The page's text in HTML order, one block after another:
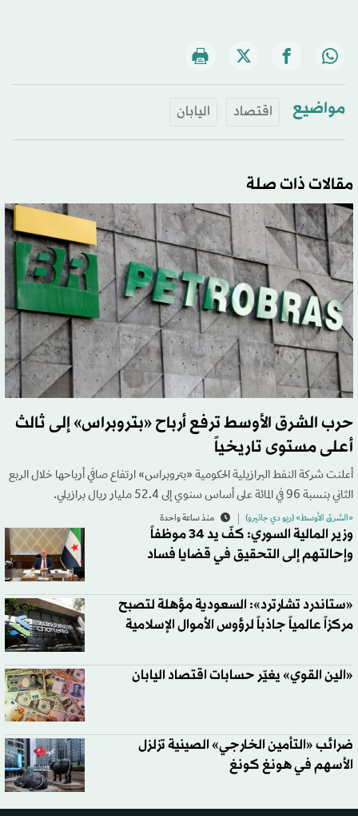
مواضيع اقتصاد اليابان
مقالات ذات صلة
حرب الشرق الأوسط ترفع أرباح «بتروبراس» إلى ثالث
أعلى مستوى تاريخياً
أعلنت شركة النفط البرازيلية الحكومية «بتروبراس» ارتفاع صافي أرباحها خلال الربع
الثاني بنسبة 96 في المائة على أساس سنوي إلى 52.4 مليار ريال برازيلي.
«الشرق الأوسط» (ريو دي جانيرو) منذ ساعة واحدة
وزير المالية السوري: كفّ يد 34 موظفاً
وإحالتهم إلى التحقيق في قضايا فساد
«ستاندرد تشارترد»: السعودية مؤهلة لتصبح
مركزاً عالمياً جاذباً لرؤوس الأموال الإسلامية
«الين القوي» يغيّر حسابات اقتصاد اليابان
ضرائب «التأمين الخارجي» الصينية تزلزل
الأسهم في هونغ كونغ